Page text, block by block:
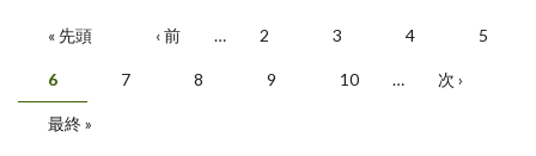
ページ
« 先頭 ‹ 前 … 2 3 4 5
6 7 8 9 10 … 次 ›
最終 »